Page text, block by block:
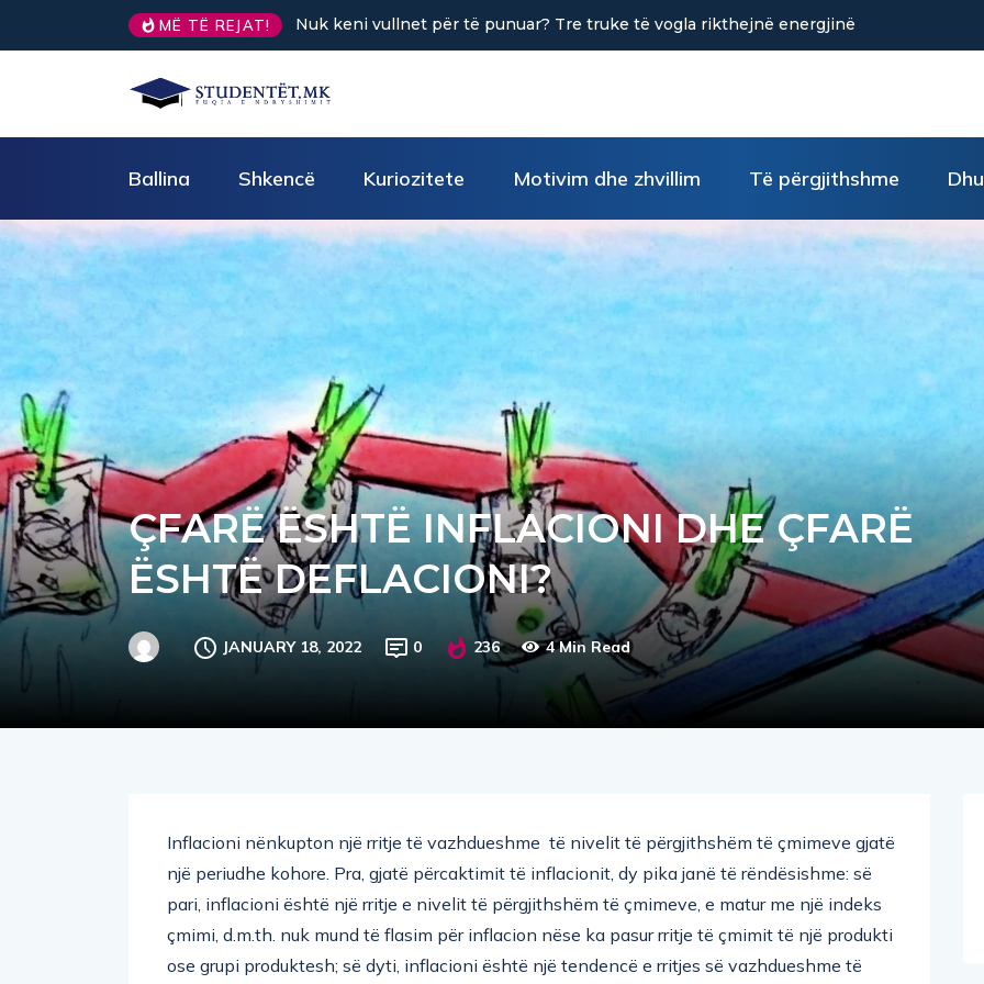
MË TË REJAT! Sa kafe në ditë ndihmon në uljen e stresit?
Ballina Shkencë Kuriozitete Motivim dhe zhvillim Të përgjithshme
ÇFARË ËSHTË INFLACIONI DHE ÇFARË
ËSHTË DEFLACIONI?
JANUARY 18, 2022 0 236 4 Min Read
Inflacioni nënkupton një rritje të vazhdueshme të nivelit të përgjithshëm të çmimeve gjatë
një periudhe kohore. Pra, gjatë përcaktimit të inflacionit, dy pika janë të rëndësishme: së
pari, inflacioni është një rritje e nivelit të përgjithshëm të çmimeve, e matur me një indeks
çmimi, d.m.th. nuk mund të flasim për inflacion nëse ka pasur rritje të çmimit të një produkti
ose grupi produktesh; së dyti, inflacioni është një tendencë e rritjes së vazhdueshme të